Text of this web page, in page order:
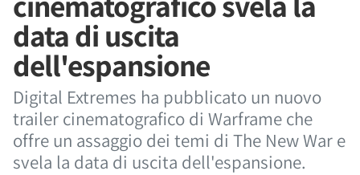
data di uscita
dell'espansione
Digital Extremes ha pubblicato un nuovo
trailer cinematografico di Warframe che
offre un assaggio dei temi di The New War e
svela la data di uscita dell'espansione.